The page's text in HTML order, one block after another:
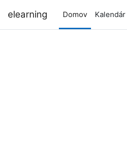
elearning Domov Kalendár